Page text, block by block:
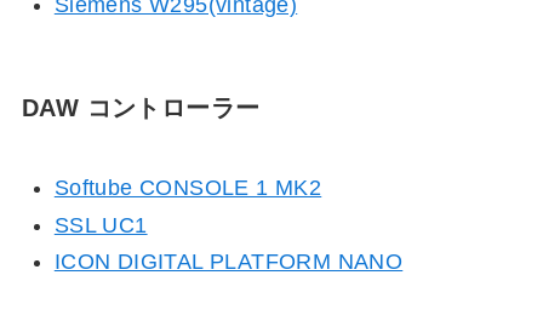
DAW コントローラー
Softube CONSOLE 1 MK2
SSL UC1
ICON DIGITAL PLATFORM NANO